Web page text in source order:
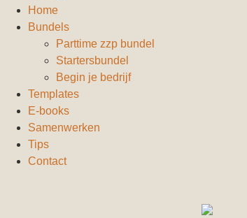
Home
Bundels
Parttime zzp bundel
Startersbundel
Begin je bedrijf
Templates
E-books
Samenwerken
Tips
Contact